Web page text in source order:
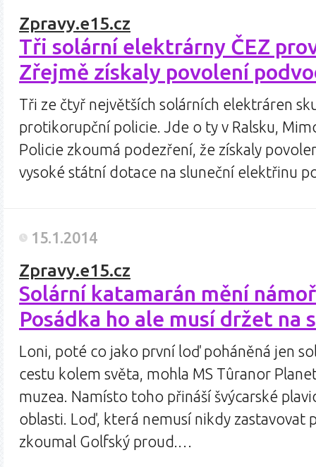
Zpravy.e15.cz
Tři solární elektrárny ČEZ
Zřejmě získaly povolení
Tři ze čtyř největších solárních elektráren
protikorupční policie. Jde o ty v Ralsku,
Policie zkoumá podezření, že získaly
vysoké státní dotace na sluneční elektřinu
15.1.2014
Zpravy.e15.cz
Solární katamarán mění
Posádka ho ale musí držet na
Loni, poté co jako první loď poháněná jen
cestu kolem světa, mohla MS Tûranor
muzea. Namísto toho přináší švýcarské
oblasti. Loď, která nemusí nikdy zastavovat
zkoumal Golfský proud.…